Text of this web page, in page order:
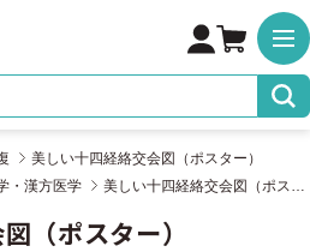
美しい十四経絡交会図（ポスター）
・漢方医学
（ポスター）